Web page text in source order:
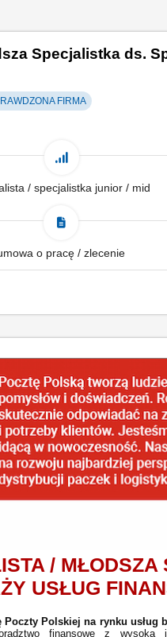
Specjalistka ds.
FIRMA
/ specjalistka junior / mid
o pracę / zlecenie
/
USŁUG
Poczty Polskiej na rynku usług
finansowe z wysoką